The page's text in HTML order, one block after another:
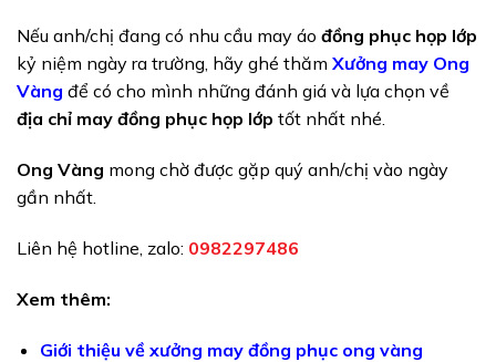
Nếu anh/chị đang có nhu cầu may áo đồng phục họp lớp
kỷ niệm ngày ra trường, hãy ghé thăm Xưởng may Ong
Vàng để có cho mình những đánh giá và lựa chọn về
địa chỉ may đồng phục họp lớp tốt nhất nhé.
Ong Vàng mong chờ được gặp quý anh/chị vào ngày
gần nhất.
Liên hệ hotline, zalo: 0982297486
Xem thêm:
Giới thiệu về xưởng may đồng phục ong vàng